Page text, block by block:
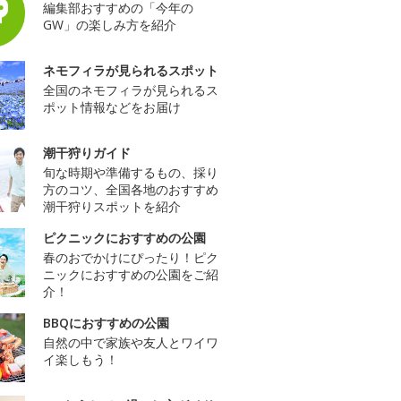
編集部おすすめの「今年の
GW」の楽しみ方を紹介
ネモフィラが見られるスポット
全国のネモフィラが見られるス
ポット情報などをお届け
潮干狩りガイド
旬な時期や準備するもの、採り
方のコツ、全国各地のおすすめ
潮干狩りスポットを紹介
ピクニックにおすすめの公園
春のおでかけにぴったり！ピク
ニックにおすすめの公園をご紹
介！
BBQにおすすめの公園
自然の中で家族や友人とワイワ
イ楽しもう！